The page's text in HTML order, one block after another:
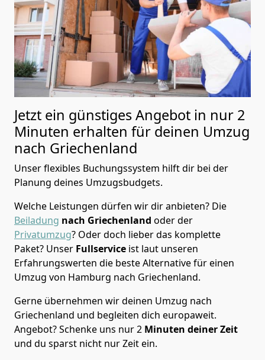
Jetzt ein günstiges Angebot in nur 2
Minuten erhalten für deinen Umzug
nach Griechenland
Unser flexibles Buchungssystem hilft dir bei der
Planung deines Umzugsbudgets.
Welche Leistungen dürfen wir dir anbieten? Die
Beiladung nach Griechenland oder der
Privatumzug? Oder doch lieber das komplette
Paket? Unser Fullservice ist laut unseren
Erfahrungswerten die beste Alternative für einen
Umzug von Hamburg nach Griechenland.
Gerne übernehmen wir deinen Umzug nach
Griechenland und begleiten dich europaweit.
Angebot? Schenke uns nur2 Minuten deiner Zeit
und du sparst nicht nur Zeit ein.